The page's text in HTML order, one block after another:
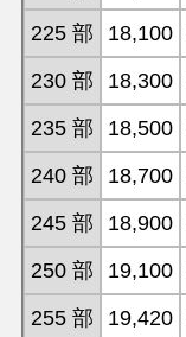
225 部
18,100
230 部
18,300
235 部
18,500
240 部
18,700
245 部
18,900
250 部
19,100
255 部
19,420